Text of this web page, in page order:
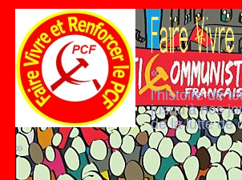
«
l’histoire de
jusqu’à nos
de la lutte de
»